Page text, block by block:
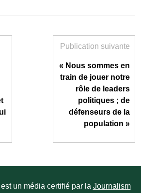
Publication suivante
« Nous sommes en
train de jouer notre
rôle de leaders
politiques ; de
défenseurs de la
population »
un média certifié par la Journalism